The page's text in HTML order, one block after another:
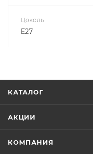
Цоколь
Е27
КАТАЛОГ
АКЦИИ
КОМПАНИЯ